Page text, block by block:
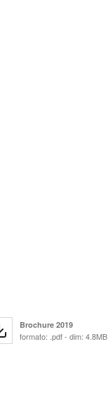
Brochure 2019
formato: .pdf - dim: 4.8MB